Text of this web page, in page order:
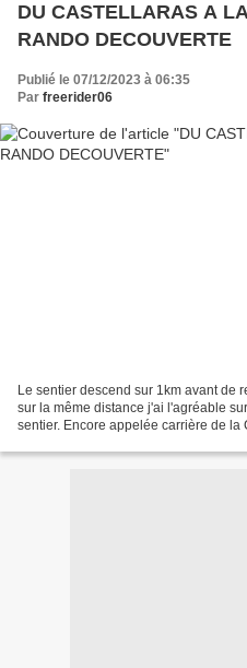
DU CASTELLARAS A
RANDO DECOUVERTE
Publié le 07/12/2023 à 06:35
Par freerider06
Le sentier descend sur 1km avant de
sur la même distance j'ai l'agréable
sentier. Encore appelée carrière de la